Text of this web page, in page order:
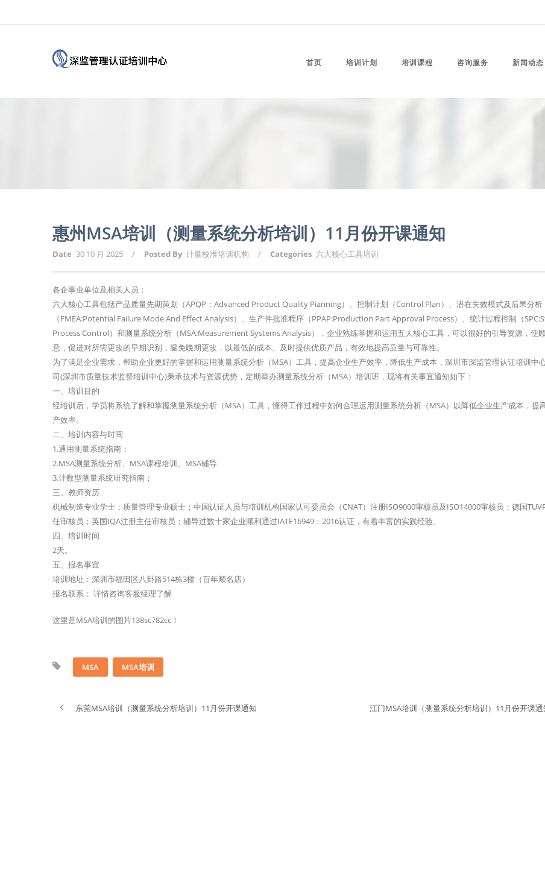
首页 培训计划 培训课程 咨询服务 新闻动态
惠州MSA培训（测量系统分析培训）11月份开课通知
Date 30 10 月 2025 / Posted By 计量校准培训机构 / Categories 六大核心工具培训
各企事业单位及相关人员：
六大核心工具包括产品质量先期策划（APQP：Advanced Product Quality Pianning）、控制计划（Control Plan）、潜在失效模式及后果分析
（FMEA:Potential Failure Mode And Effect Analysis）、生产件批准程序（PPAP:Production Part Approval Process）、统计过程控制（
Process Control）和测量系统分析（MSA:Measurement Systems Analysis），企业熟练掌握和运用五大核心工具，可以很好的引导资源，使
意，促进对所需更改的早期识别，避免晚期更改，以最低的成本、及时提供优质产品，有效地提高质量与可靠性。
为了满足企业需求，帮助企业更好的掌握和运用测量系统分析（MSA）工具，提高企业生产效率，降低生产成本，深圳市深监管理认证培训中
司(深圳市质量技术监督培训中心)秉承技术与资源优势，定期举办测量系统分析（MSA）培训班，现将有关事宜通知如下：
一、培训目的
经培训后，学员将系统了解和掌握测量系统分析（MSA）工具，懂得工作过程中如何合理运用测量系统分析（MSA）以降低企业生产成本，提
产效率。
二、培训内容与时间
1.通用测量系统指南；
2.MSA测量系统分析、MSA课程培训、MSA辅导
3.计数型测量系统研究指南；
三、教师资历
机械制造专业学士；质量管理专业硕士；中国认证人员与培训机构国家认可委员会（CNAT）注册ISO9000审核员及ISO14000审核员；德国
任审核员；英国IQA注册主任审核员；辅导过数十家企业顺利通过IATF16949：2016认证，有着丰富的实践经验。
四、培训时间
2天。
五、报名事宜
培训地址：深圳市福田区八卦路514栋3楼（百年顺名店）
报名联系： 详情咨询客服经理了解
这里是MSA培训的图片138sc782cc！
MSA MSA培训
东莞MSA培训（测量系统分析培训）11月份开课通知 江门MSA培训（测量系统分析培训）11月份开课通